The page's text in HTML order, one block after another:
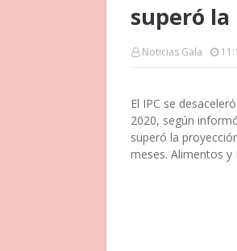
superó la
Noticias Gala
El IPC se
2020, según
superó la
meses. Alimentos y